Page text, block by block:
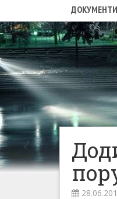
ДОКУМЕНТИ